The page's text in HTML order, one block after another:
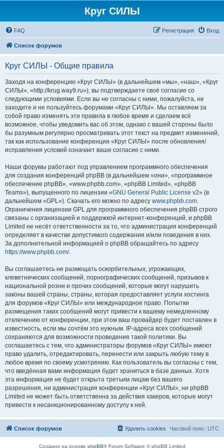
Круг СИЛЫ
FAQ Вход
Регистрация
Список форумов
Круг СИЛЫ - Общие правила
Заходя на конференцию «Круг СИЛЫ» (в дальнейшем «мы», «наш», «Круг
СИЛЫ», «http://krug.way9.ru»), вы подтверждаете своё согласие со
следующими условиями. Если вы не согласны с ними, пожалуйста, не
заходите и не пользуйтесь форумами «Круг СИЛЫ». Мы оставляем за
собой право изменять эти правила в любое время и сделаем всё
возможное, чтобы уведомить вас об этом, однако с вашей стороны было
бы разумным регулярно просматривать этот текст на предмет изменений,
так как использование конференции «Круг СИЛЫ» после обновления/
исправления условий означает ваше согласие с ними.
Наши форумы работают под управлением программного обеспечения
для создания конференций phpBB (в дальнейшем «они», «программное
обеспечение phpBB», «www.phpbb.com», «phpBB Limited», «phpBB
Teams»), выпущенного по лицензии «GNU General Public License v2» (в
дальнейшем «GPL»). Скачать его можно по адресу www.phpbb.com.
Ограничения лицензии GPL для программного обеспечения phpBB строго
связаны с организацией и поддержкой интернет-конференций, и phpBB
Limited не несёт ответственности за то, что администрация конференций
определяет в качестве допустимого содержания и/или поведения в них.
За дополнительной информацией о phpBB обращайтесь по адресу
https://www.phpbb.com/.
Вы соглашаетесь не размещать оскорбительных, угрожающих,
клеветнических сообщений, порнографических сообщений, призывов к
национальной розни и прочих сообщений, которые могут нарушить
законы вашей страны, страны, которая предоставляет услуги хостинга
для форумов «Круг СИЛЫ» или международное право. Попытки
размещения таких сообщений могут привести к вашему немедленному
отключению от конференции, при этом ваш провайдер будет поставлен в
известность, если мы сочтём это нужным. IP-адреса всех сообщений
сохраняются для возможности проведения такой политики. Вы
соглашаетесь с тем, что администраторы форумов «Круг СИЛЫ» имеют
право удалить, отредактировать, перенести или закрыть любую тему в
любое время по своему усмотрению. Как пользователь вы согласны с тем,
что введённая вами информация будет храниться в базе данных. Хотя
эта информация не будет открыта третьим лицам без вашего
разрешения, ни администрация конференции «Круг СИЛЫ», ни phpBB
Limited не может быть ответственна за действия хакеров, которые могут
привести к несанкционированному доступу к ней.
Список форумов Часовой пояс: UTC
Удалить cookies
Создано на основе phpBB® Forum Software © phpBB Limited